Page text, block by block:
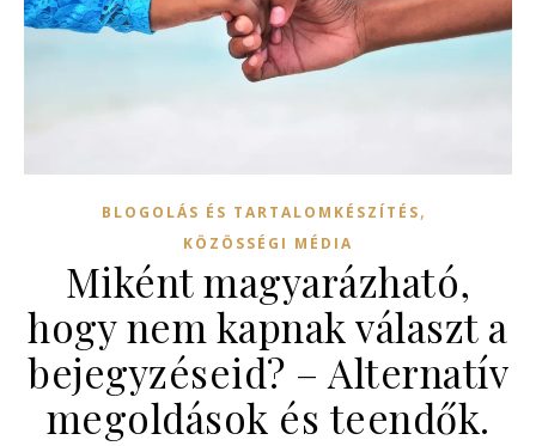
BLOGOLÁS ÉS TARTALOMKÉSZÍTÉS,
KÖZÖSSÉGI MÉDIA
Miként magyarázható,
hogy nem kapnak választ a
bejegyzéseid? – Alternatív
megoldások és teendők.